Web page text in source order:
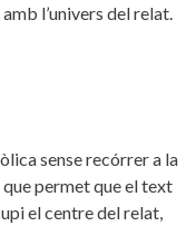
l’univers del relat.
sense recórrer a la
permet que el text
el centre del relat,